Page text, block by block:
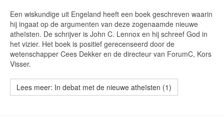
Een wiskundige uit Engeland heeft een boek geschreven waarin
hij ingaat op de argumenten van deze zogenaamde nieuwe
atheïsten. De schrijver is John C. Lennox en hij schreef God in
het vizier. Het boek is positief gerecenseerd door de
wetenschapper Cees Dekker en de directeur van ForumC, Kors
Visser.
Lees meer: In debat met de nieuwe atheïsten (1)